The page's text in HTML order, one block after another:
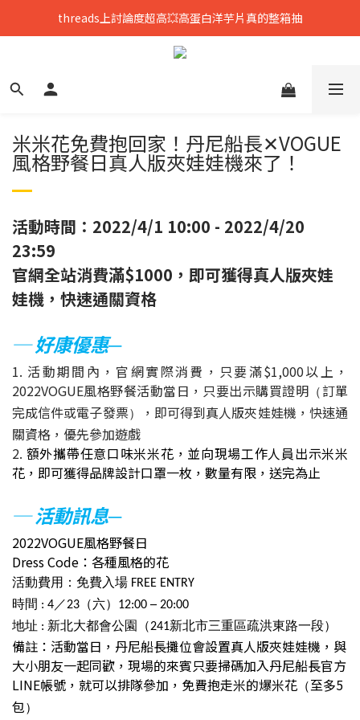
只到8/8💥全館699免運，再送熟香烏龍米米花
threads上討論度超高💥高蛋白洋芋片真的整箱抽
中元拜拜要澎湃👻任選8包888，好運大爆花
只到8/8💥全館699免運，再送熟香烏龍米米花
米米花免費抱回家！丹尼船長✕VOGUE
風格野餐日真人版夾娃娃機來了！
活動時間：2022/4/1 10:00 - 2022/4/20
23:59
官網全站消費滿$1000，即可獲得真人版夾娃
娃機，快速通關資格
─ 好康優惠─
1. 活動期間內，官網實際消費，只要滿$1,000以上，
2022VOGUE風格野餐活動當日，只要出示購買證明 （ 訂單
完成信件或電子發票）
，即可得到真人版夾娃娃機，快速通
關資格，優先參加遊戲
2. 額外攜帶任意口味米米花，並向現場工作人員出示米米
花，即可獲得品牌設計口罩一枚，數量有限，送完為止
─ 活動訊息─
2022VOGUE風格野餐日
Dress Code：各種風格的花
活動費用：免費入場 FREE ENTRY
時間 : 4／23（六）12:00 ─ 20:00
地址 : 新北大都會公園（241新北市三重區疏洪東路一段）
備註：活動當日，丹尼船長攤位會設置真人版夾娃娃機，與
大小朋友一起同歡，現場的來賓只要掃碼加入丹尼船長官方
LINE帳號，就可以排隊參加，免費抱走米的爆米花 （至多5
包 ）